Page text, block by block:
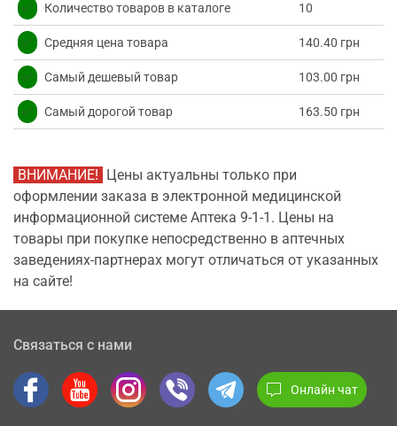
✅ Количество товаров в каталоге 10
✅ Средняя цена товара 140.40 грн
✅ Самый дешевый товар 103.00 грн
✅ Самый дорогой товар 163.50 грн
ВНИМАНИЕ!
Цены актуальны только при
оформлении заказа в электронной медицинской
информационной системе Аптека 9-1-1. Цены на
товары при покупке непосредственно в аптечных
заведениях-партнерах могут отличаться от указанных
на сайте!
Связаться с нами
Онлайн чат